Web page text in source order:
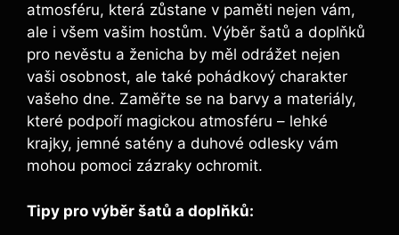
atmosféru, která zůstane v⁢ paměti nejen vám,
ale i ⁢všem vašim ⁢hostům. Výběr ⁤šatů a ​doplňků
pro nevěstu ⁤a ženicha ‍by měl odrážet​ nejen
vaši‍ osobnost, ale také pohádkový charakter
vašeho dne. Zaměřte‍ se na barvy⁤ a materiály, ​
které podpoří magickou atmosféru – lehké
krajky, jemné satény a duhové odlesky vám
mohou pomoci zázraky ochromit.
Tipy ⁣pro výběr šatů a doplňků: